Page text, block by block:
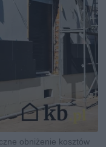
obniżenie kosztów